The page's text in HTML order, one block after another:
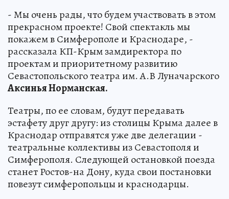
- Мы очень рады, что будем участвовать в этом
прекрасном проекте! Свой спектакль мы
покажем в Симферополе и Краснодаре, -
рассказала КП-Крым замдиректора по
проектам и приоритетному развитию
Севастопольского театра им. А.В Луначарского
Аксинья Норманская.
Театры, по ее словам, будут передавать
эстафету друг другу: из столицы Крыма далее в
Краснодар отправятся уже две делегации -
театральные коллективы из Севастополя и
Симферополя. Следующей остановкой поезда
станет Ростов-на Дону, куда свои постановки
повезут симферопольцы и краснодарцы.